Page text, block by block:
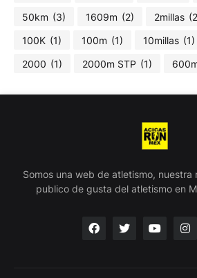
50km (3) 1609m (2) 2millas
100K (1) 100m (1) 10millas (1)
2000 (1) 2000m STP (1)
Somos una web de atletismo, nuestra
publico de gusta del atletismo en